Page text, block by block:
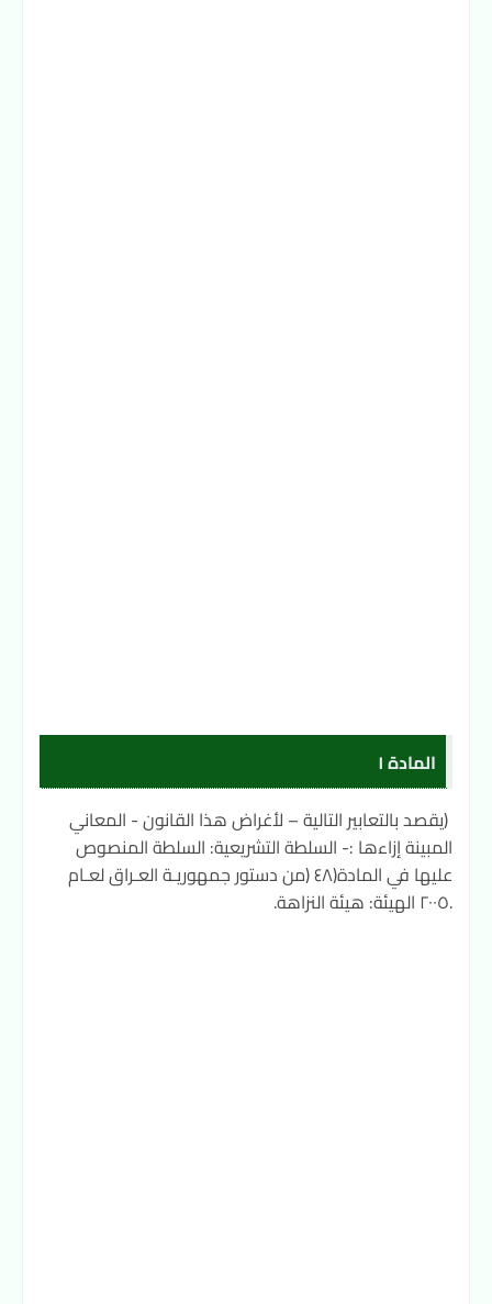
المادة ١
(يقصد بالتعابير التالية – لأغراض هذا القانون - المعاني
المبينة إزاءها :- السلطة التشريعية: السلطة المنصوص
عليها في المادة(٤٨ (من دستور جمهوريـة العـراق لعـام
.٢٠٠٥ الهيئة: هيئة النزاهة.